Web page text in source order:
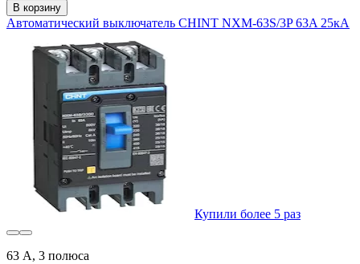
В корзину
Автоматический выключатель CHINT NXM-63S/3P 63A 25кА
Купили более 5 раз
63 А, 3 полюса